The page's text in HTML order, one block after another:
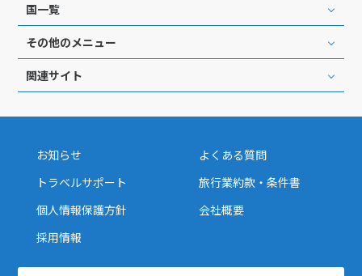
国一覧
その他のメニュー
関連サイト
お知らせ
よくある質問
トラベルサポート
旅行業約款・条件書
個人情報保護方針
会社概要
採用情報